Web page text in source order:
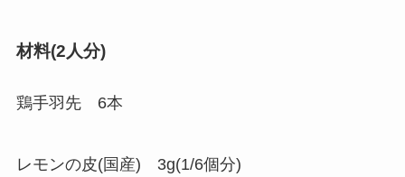
材料(2人分)
鶏手羽先 6本
レモンの皮(国産) 3g(1/6個分)